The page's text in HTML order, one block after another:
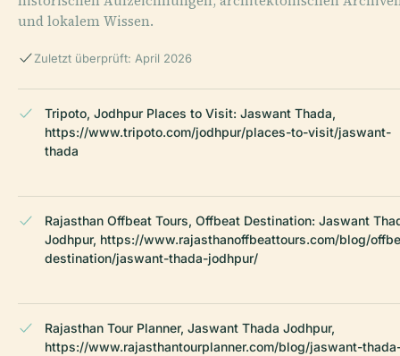
und lokalem Wissen.
Zuletzt überprüft: April 2026
Tripoto, Jodhpur Places to Visit: Jaswant Thada,
https://www.tripoto.com/jodhpur/places-to-visit/jaswant-
thada
Rajasthan Offbeat Tours, Offbeat Destination: Jaswant
Jodhpur, https://www.rajasthanoffbeattours.com/blog/
destination/jaswant-thada-jodhpur/
Rajasthan Tour Planner, Jaswant Thada Jodhpur,
https://www.rajasthantourplanner.com/blog/jaswant-